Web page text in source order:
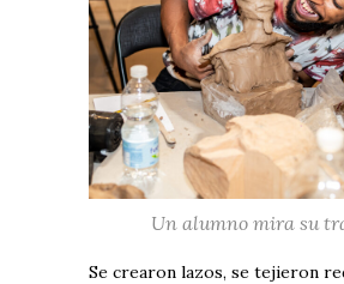
Un alumno mira su
Se crearon lazos, se tejieron